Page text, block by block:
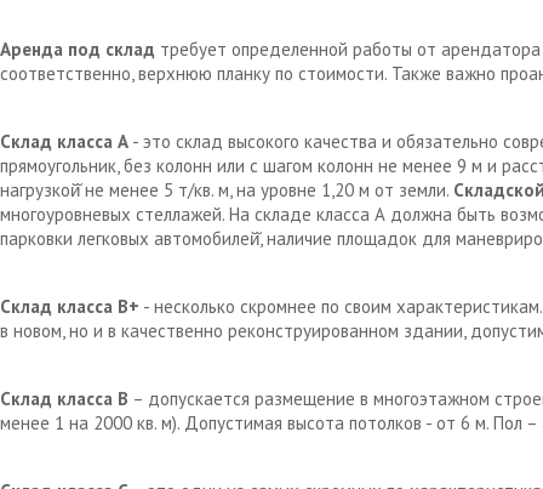
Аренда под склад требует определенной работы от
соответственно, верхнюю планку по стоимости. Также важно
Склад класса А - это склад высокого качества и обязательно
прямоугольник, без колонн или с шагом колонн не менее 9 м и
нагрузкой̆ не менее 5 т/кв. м, на уровне 1,20 м от земли.
многоуровневых стеллажей. На складе класса А должна быть
парковки легковых автомобилей̆, наличие площадок для
Склад класса В+ - несколько скромнее по своим
в новом, но и в качественно реконструированном здании,
Склад класса В – допускается размещение в многоэтажном
менее 1 на 2000 кв. м). Допустимая высота потолков - от 6 м. Пол